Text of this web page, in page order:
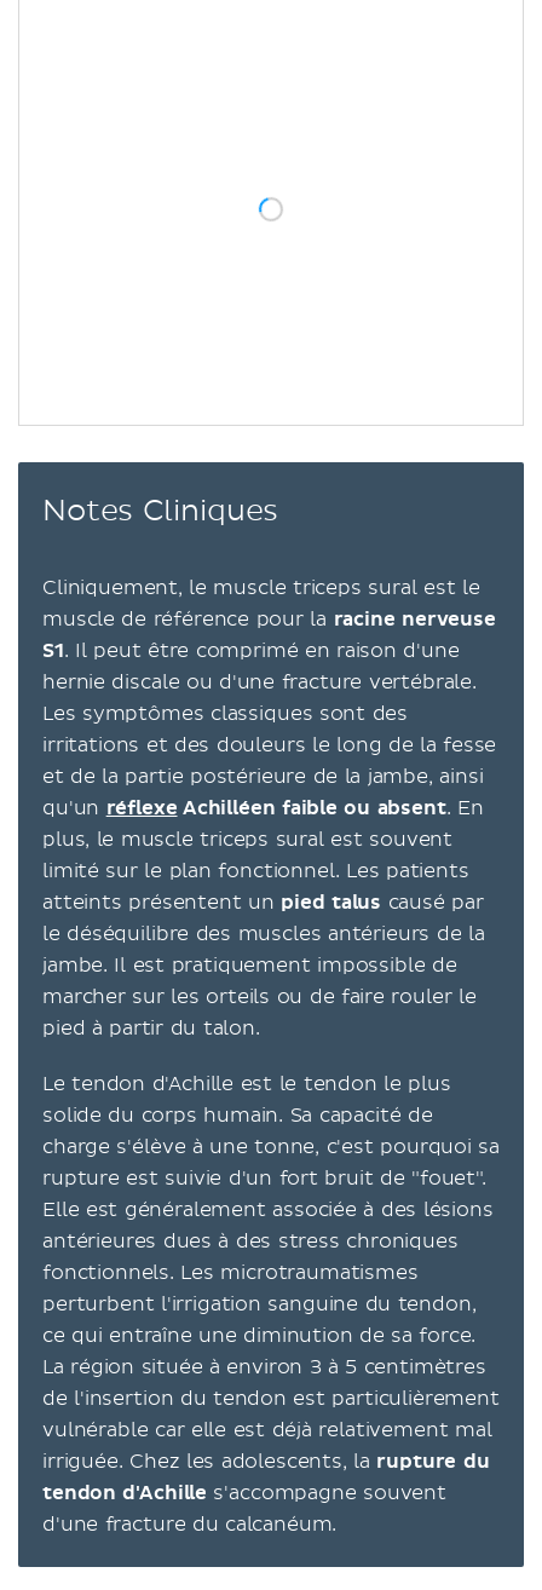
Notes Cliniques
Cliniquement, le muscle triceps sural est le
muscle de référence pour la racine nerveuse
S1. Il peut être comprimé en raison d'une
hernie discale ou d'une fracture vertébrale.
Les symptômes classiques sont des
irritations et des douleurs le long de la fesse
et de la partie postérieure de la jambe, ainsi
qu'un réflexe Achilléen faible ou absent. En
plus, le muscle triceps sural est souvent
limité sur le plan fonctionnel. Les patients
atteints présentent un pied talus causé par
le déséquilibre des muscles antérieurs de la
jambe. Il est pratiquement impossible de
marcher sur les orteils ou de faire rouler le
pied à partir du talon.
Le tendon d'Achille est le tendon le plus
solide du corps humain. Sa capacité de
charge s'élève à une tonne, c'est pourquoi sa
rupture est suivie d'un fort bruit de "fouet".
Elle est généralement associée à des lésions
antérieures dues à des stress chroniques
fonctionnels. Les microtraumatismes
perturbent l'irrigation sanguine du tendon,
ce qui entraîne une diminution de sa force.
La région située à environ 3 à 5 centimètres
de l'insertion du tendon est particulièrement
vulnérable car elle est déjà relativement mal
irriguée. Chez les adolescents, la rupture du
tendon d'Achille s'accompagne souvent
d'une fracture du calcanéum.